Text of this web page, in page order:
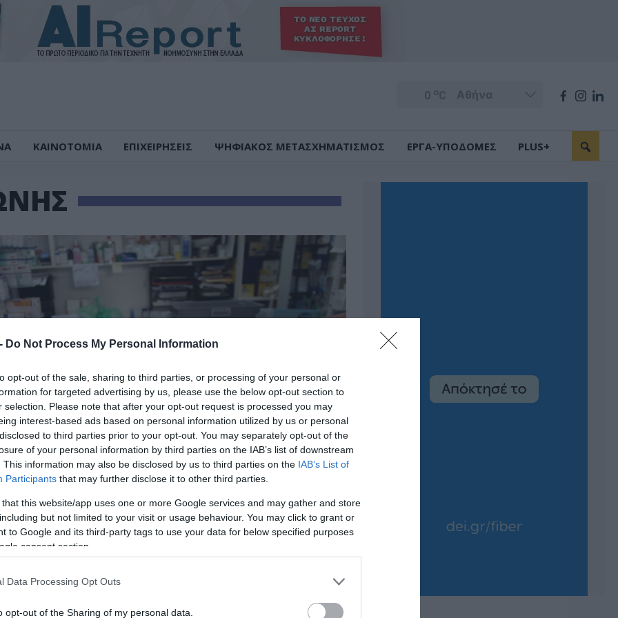
Do Not Process My Personal Information
opt-out of the sale, sharing to third parties, or processing of your personal or
for targeted advertising by us, please use the below opt-out section to
selection. Please note that after your opt-out request is processed you may
interest-based ads based on personal information utilized by us or personal
to third parties prior to your opt-out. You may separately opt-out of the
of your personal information by third parties on the IAB’s list of downstream
This information may also be disclosed by us to third parties on the IAB’s List of
Participants that may further disclose it to other third parties.
that this website/app uses one or more Google services and may gather and store
but not limited to your visit or usage behaviour. You may click to grant or
to Google and its third-party tags to use your data for below specified purposes
consent section.
Data Processing Opt Outs
opt-out of the Sharing of my personal data.
0 oC
ΚΑΙΝΟΤΟΜΙΑ ΕΠΙΧΕΙΡΗΣΕΙΣ ΨΗΦΙΑΚΟΣ ΜΕΤΑΣΧΗΜΑΤΙΣΜΟΣ ΕΡΓΑ-ΥΠΟΔΟΜΕΣ PLUS+